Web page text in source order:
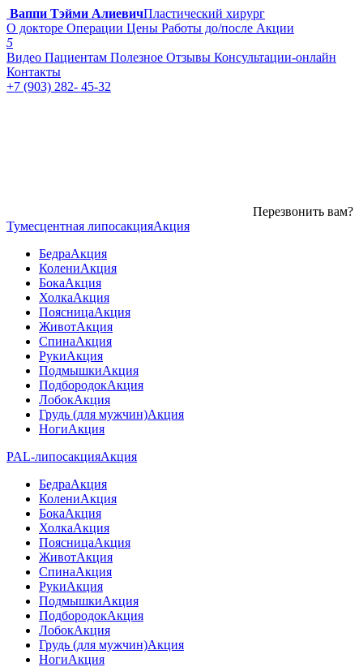
Ваппи Тэйми АлиевичПластический хирург
О докторе Операции Цены Работы до/после Акции
5
Видео Пациентам Полезное Отзывы Консультации-онлайн
Контакты
+7 (903) 282- 45-32
Перезвонить вам?
Тумесцентная липосакцияАкция
БедраАкция
КолениАкция
БокаАкция
ХолкаАкция
ПоясницаАкция
ЖивотАкция
СпинаАкция
РукиАкция
ПодмышкиАкция
ПодбородокАкция
ЛобокАкция
Грудь (для мужчин)Акция
НогиАкция
PAL-липосакцияАкция
БедраАкция
КолениАкция
БокаАкция
ХолкаАкция
ПоясницаАкция
ЖивотАкция
СпинаАкция
РукиАкция
ПодмышкиАкция
ПодбородокАкция
ЛобокАкция
Грудь (для мужчин)Акция
НогиАкция